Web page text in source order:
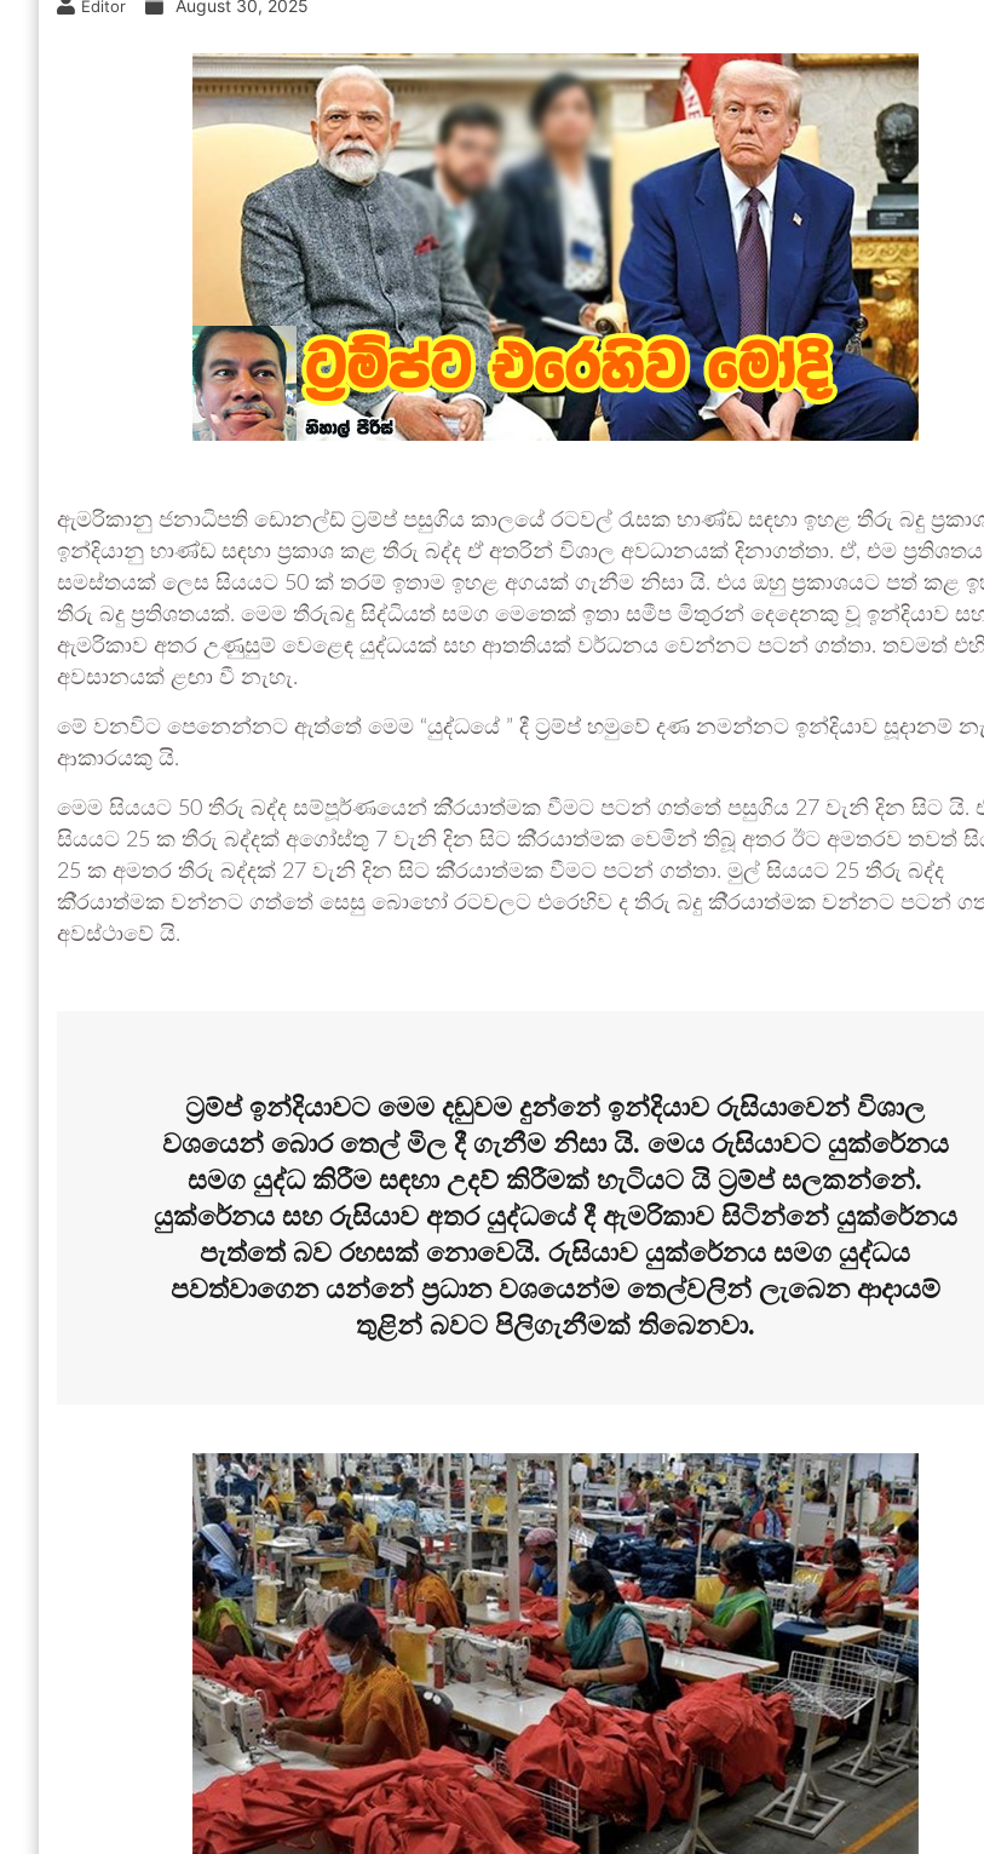
Editor August 30, 2025
ඇමරිකානු ජනාධිපති ඩොනල්ඩ් ට‍්‍රම්ප් පසුගිය කාලයේ රටවල් රැසක භාණ්ඩ සඳහා ඉහළ තීරු බදු
ඉන්දියානු භාණ්ඩ සඳහා ප‍්‍රකාශ කළ තීරු බද්ද ඒ අතරින් විශාල අවධානයක් දිනාගත්තා. ඒ, එම ප්‍රතිශතය
සමස්තයක් ලෙස සියයට 50 ක් තරම් ඉතාම ඉහළ අගයක් ගැනීම නිසා යි. එය ඔහු ප‍්‍රකාශයට පත් කළ
තීරු බදු ප‍්‍රතිශතයක්. මෙම තීරුබදු සිද්ධියත් සමග මෙතෙක් ඉතා සමීප මිතුරන් දෙදෙනකු වූ ඉන්දියාව
ඇමරිකාව අතර උණුසුම් වෙළෙඳ යුද්ධයක් සහ ආතතියක් වර්ධනය වෙන්නට පටන් ගත්තා. තවමත් එහි
අවසානයක් ළඟා වී නැහැ.
මේ වනවිට පෙනෙන්නට ඇත්තේ මෙම “යුද්ධයේ ” දී ට‍්‍රම්ප් හමුවේ දණ නමන්නට ඉන්දියාව සූදානම්
ආකාරයකු යි.
මෙම සියයට 50 තීරු බද්ද සම්පූර්ණයෙන් කි‍්‍රයාත්මක වීමට පටන් ගත්තේ පසුගිය 27 වැනි දින සිට යි.
සියයට 25 ක තීරු බද්දක් අගෝස්තු 7 වැනි දින සිට කි‍්‍රයාත්මක වෙමින් තිබූ අතර ඊට අමතරව තවත්
25 ක අමතර තීරු බද්දක් 27 වැනි දින සිට කි‍්‍රයාත්මක වීමට පටන් ගත්තා. මුල් සියයට 25 තීරු බද්ද
කි‍්‍රයාත්මක වන්නට ගත්තේ සෙසු බොහෝ රටවලට එරෙහිව ද තීරු බදු කි‍්‍රයාත්මක වන්නට පටන්
අවස්ථාවේ යි.
ට‍්‍රම්ප් ඉන්දියාවට මෙම දඬුවම දුන්නේ ඉන්දියාව රුසියාවෙන් විශාල
වශයෙන් බොර තෙල් මිල දී ගැනීම නිසා යි. මෙය රුසියාවට යුක්රේනය
සමග යුද්ධ කිරීම සඳහා උදව් කිරීමක් හැටියට යි ට‍්‍රම්ප් සලකන්නේ.
යුක්රේනය සහ රුසියාව අතර යුද්ධයේ දී ඇමරිකාව සිටින්නේ යුක්රේනය
පැත්තේ බව රහසක් නොවෙයි. රුසියාව යුක්රේනය සමග යුද්ධය
පවත්වාගෙන යන්නේ ප‍්‍රධාන වශයෙන්ම තෙල්වලින් ලැබෙන ආදායම්
තුළින් බවට පිලිගැනීමක් තිබෙනවා.